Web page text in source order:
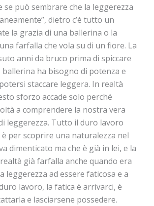
se può sembrare che la leggerezza
dietro c’è tutto un
la grazia di una ballerina o la
farfalla che vola su di un fiore. La
anni da bruco prima di spiccare
ha bisogno di potenza e
staccare leggera. In realtà
sforzo accade solo perché
a comprendere la nostra vera
leggerezza. Tutto il duro lavoro
per scoprire una naturalezza nel
dimenticato ma che è già in lei, e la
già farfalla anche quando era
leggerezza ad essere faticosa e a
lavoro, la fatica è arrivarci, è
e lasciarsene possedere.